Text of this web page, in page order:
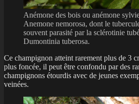
Anémone des bois ou anémone
Anemone nemorosa, dont le
souvent parasité par la sclérotinie
Dumontinia tuberosa.
Ce champignon atteint rarement plus de 3
plus foncée, il peut être confondu par des
champignons étourdis avec de jeunes
veinées.